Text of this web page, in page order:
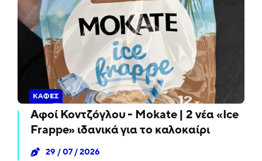
ΚΑΦΈΣ
Αφοί Κοντζόγλου - Mokate | 2 νέα «Ice
Frappe» ιδανικά για το καλοκαίρι
29 / 07 / 2026